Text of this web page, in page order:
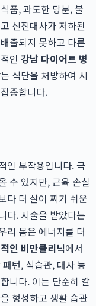
품, 과도한 당분, 불
신진대사가 저하된
출되지 못하고 다른
인 강남 다이어트 병
식단을 처방하여 시
중합니다.
인 부작용입니다. 극
수 있지만, 근육 손실
다 더 살이 찌기 쉬운
다. 시술을 받았다는
리 몸은 에너지를 더
인 비만클리닉에서
턴, 식습관, 대사 능
니다. 이는 단순히 칼
형성하고 생활 습관